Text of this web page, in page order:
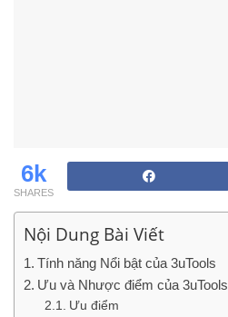
6k
SHARES
Nội Dung Bài Viết
Tính năng Nổi bật của 3uTools
Ưu và Nhược điểm của 3uTools
Ưu điểm